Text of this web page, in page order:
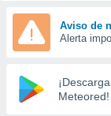
y
forma
digital
basada
Aviso de
Alerta
¡Descarga
Meteored!